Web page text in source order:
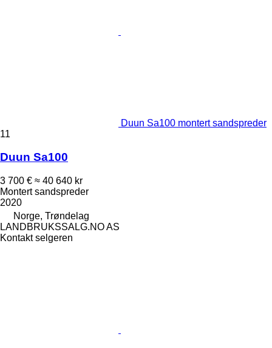
Duun Sa100 montert sandspreder
11
Duun Sa100
3 700 € ≈ 40 640 kr
Montert sandspreder
2020
Norge, Trøndelag
LANDBRUKSSALG.NO AS
Kontakt selgeren